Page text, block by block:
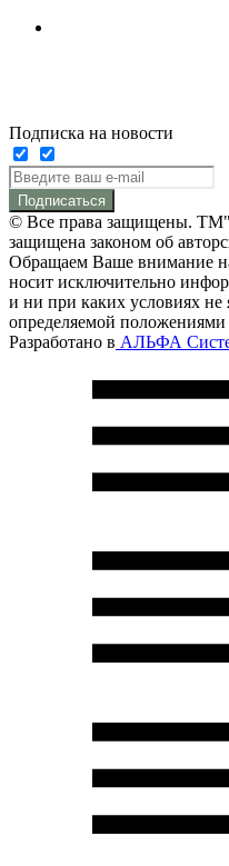
Подписка на новости
Подписаться
© Все права защищены.
защищена законом об
Обращаем Ваше внимание
носит исключительно
и ни при каких условиях не
определяемой
Разработано в АЛЬФА